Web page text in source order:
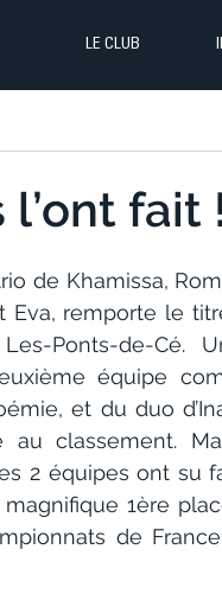
LE CLUB
l’ont fait
de Khamissa,
remporte le
Ponts-de-Cé.
équipe
et du duo
classement.
2 équipes ont su
1ère
de